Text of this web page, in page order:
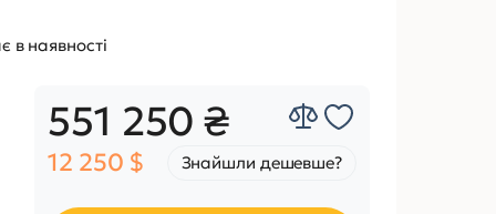
в наявності
551 250 ₴
12 250 $ Знайшли дешевше?